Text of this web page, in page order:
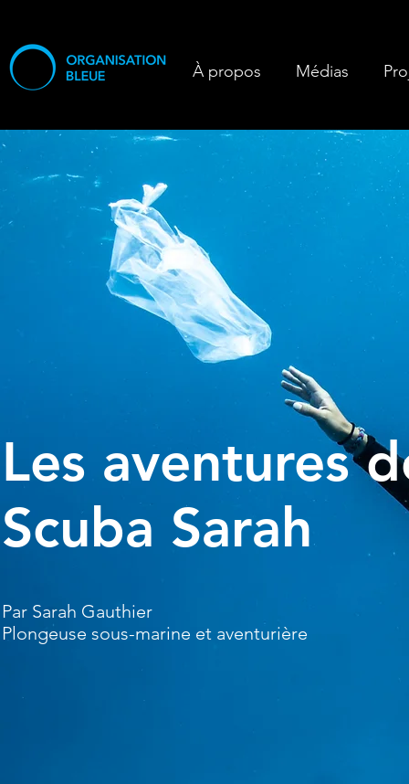
À propos Médias
Les aventures
Scuba Sarah
Par Sarah Gauthier
Plongeuse sous-marine et aventurière